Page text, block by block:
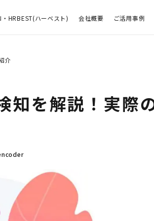
HRBEST(ハーベスト) 会社概要 ご活用事例
介
知を解説！実際